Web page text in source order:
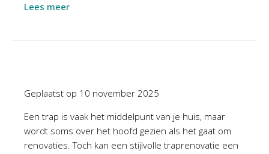
Lees meer
Geplaatst op 10 november 2025
Een trap is vaak het middelpunt van je huis, maar
wordt soms over het hoofd gezien als het gaat om
renovaties. Toch kan een stijlvolle traprenovatie een